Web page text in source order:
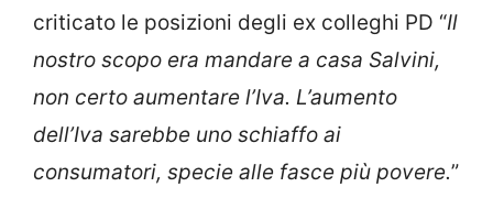
criticato le posizioni degli ex colleghi PD “Il
nostro scopo era mandare a casa Salvini,
non certo aumentare l’Iva. L’aumento
dell’Iva sarebbe uno schiaffo ai
consumatori, specie alle fasce più povere.”